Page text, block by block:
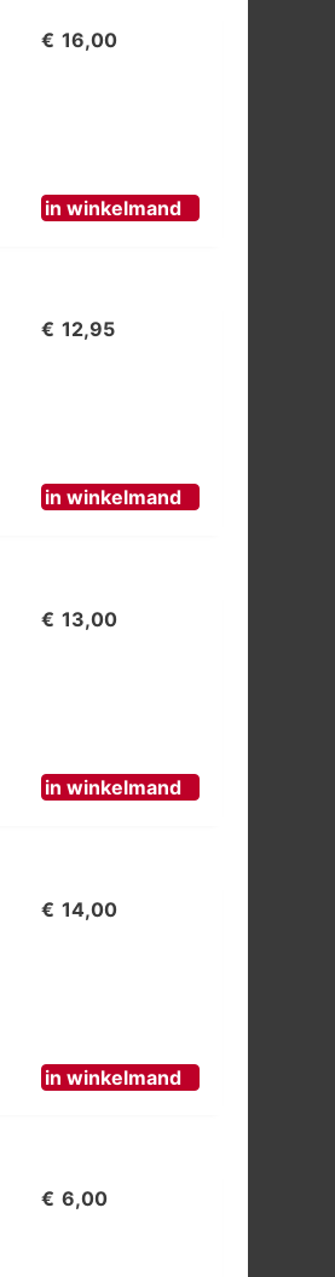
€ 16,00
in winkelmand
€ 12,95
in winkelmand
€ 13,00
in winkelmand
€ 14,00
in winkelmand
€ 6,00